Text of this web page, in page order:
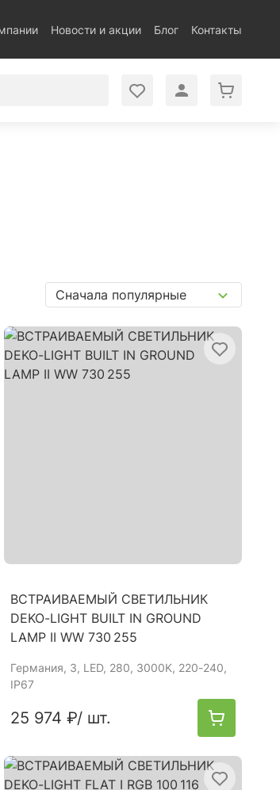
Новости и акции Блог Контакты
Сначала популярные
ВСТРАИВАЕМЫЙ СВЕТИЛЬНИК
DEKO-LIGHT BUILT IN GROUND
LAMP II WW 730 255
Германия, 3, LED, 280, 3000K, 220-240,
IP67
25 974 ₽/ шт.